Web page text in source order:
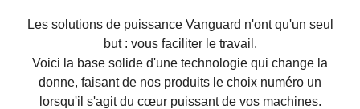
Les solutions de puissance Vanguard n'ont qu'un seul
but : vous faciliter le travail.
Voici la base solide d'une technologie qui change la
donne, faisant de nos produits le choix numéro un
lorsqu'il s'agit du cœur puissant de vos machines.